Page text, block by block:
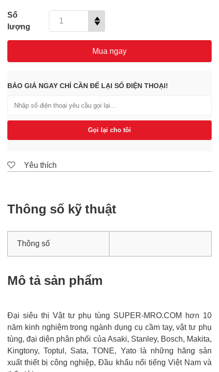
Số
lượng
Mua ngay
BÁO GIÁ NGAY CHỈ CẦN ĐỂ LẠI SỐ ĐIỆN THOẠI!
Gọi lại cho tôi
Yêu thích
Thông số kỹ thuật
Thông số
Mô tả sản phẩm
Đại siêu thị Vật tư phụ tùng SUPER-MRO.COM hơn 10
năm kinh nghiệm trong ngành dụng cụ cầm tay, vật tư phụ
tùng, đại diện phân phối của Asaki, Stanley, Bosch, Makita,
Kingtony, Toptul, Sata, TONE, Yato là những hãng sản
xuất thiết bị công nghiệp, Đầu khẩu nổi tiếng Việt Nam và